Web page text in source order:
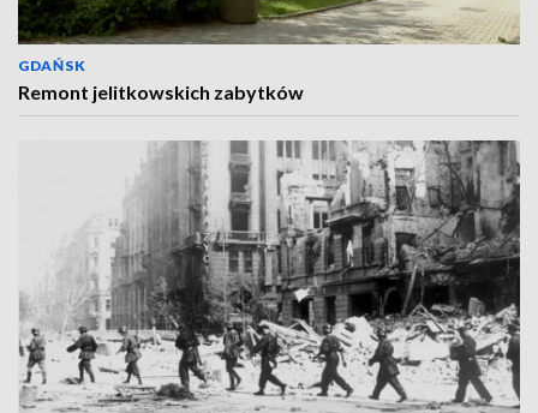
GDAŃSK
Remont jelitkowskich zabytków